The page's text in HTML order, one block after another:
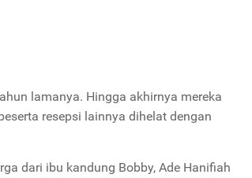
lamanya. Hingga akhirnya mereka
resepsi lainnya dihelat dengan
dari ibu kandung Bobby, Ade Hanifiah